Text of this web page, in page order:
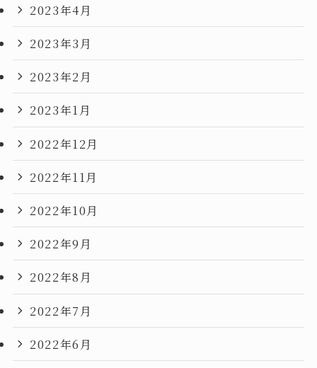
2023年4月
2023年3月
2023年2月
2023年1月
2022年12月
2022年11月
2022年10月
2022年9月
2022年8月
2022年7月
2022年6月